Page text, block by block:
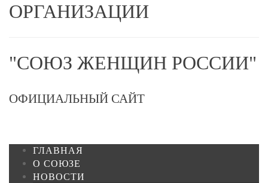
ОРГАНИЗАЦИИ
"СОЮЗ ЖЕНЩИН РОССИИ"
ОФИЦИАЛЬНЫЙ САЙТ
ГЛАВНАЯ
О СОЮЗЕ
НОВОСТИ